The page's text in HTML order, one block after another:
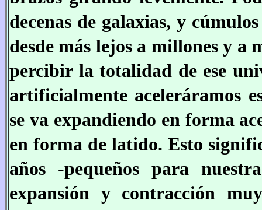
decenas de galaxias, y
desde más lejos a millones y a
percibir la totalidad de ese
artificialmente aceleráramos
se va expandiendo en forma
en forma de latido. Esto
años -pequeños para
expansión y contracción